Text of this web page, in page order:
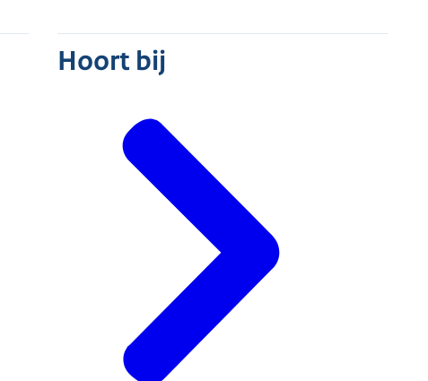
Hoort bij